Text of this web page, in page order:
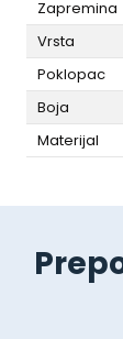
Zapremina
Vrsta
Poklopac
Boja
Materijal